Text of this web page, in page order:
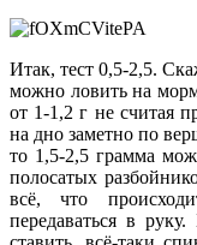
Итак, тест 0,5-2,5.
можно ловить на
от 1-1,2 г не считая
на дно заметно по
то 1,5-2,5 грамма
полосатых
всё, что
передаваться в